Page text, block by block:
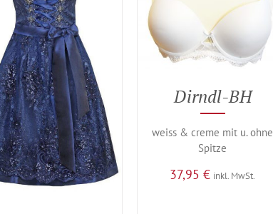
Dirndl-BH
weiss & creme mit u. ohne
Spitze
37,95€ inkl. MwSt.